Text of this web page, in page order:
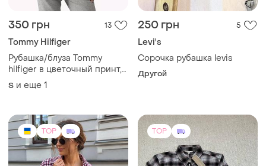
350 грн 13
Tommy Hilfiger
Рубашка/блуза Tommy
hilfiger в цветочный принт,
s
S и еще 1
250 грн 5
Levi's
Сорочка рубашка levis
Другой
TOP TOP